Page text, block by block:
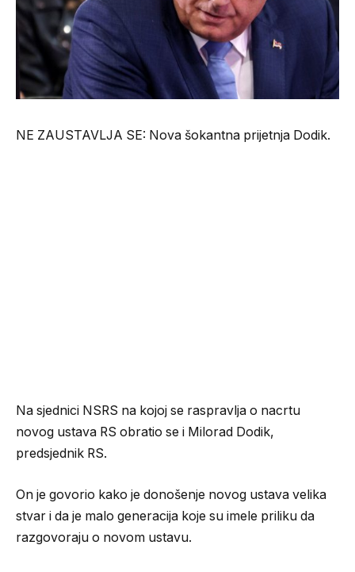
NE ZAUSTAVLJA SE: Nova šokantna prijetnja Dodik.
Na sjednici NSRS na kojoj se raspravlja o nacrtu
novog ustava RS obratio se i Milorad Dodik,
predsjednik RS.
On je govorio kako je donošenje novog ustava velika
stvar i da je malo generacija koje su imele priliku da
razgovoraju o novom ustavu.